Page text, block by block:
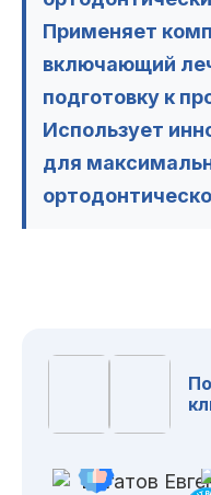
Применяет
включающий
подготовку к
Использует
для